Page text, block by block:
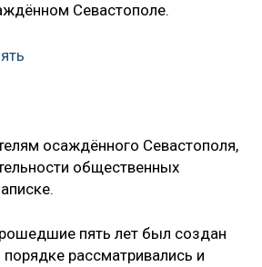
Севастополе.
осаждённого Севастополя,
общественных
пять лет был создан
рассматривались и